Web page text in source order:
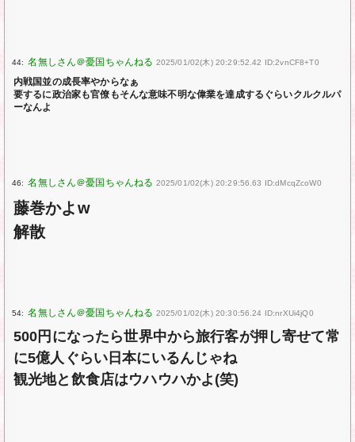
44: 2025/01/02(木) 20:29:52.42 ID:2vnCF8+T0
内戦国並の成長率やからなぁ
要するに政治家も官僚もそんな意味不明な偉業を達成するぐらいクルクルパ
ーなんよ
46: 2025/01/02(木) 20:29:56.63 ID:dMcqZcoW0
藤巻かよw
解散
54: 2025/01/02(木) 20:30:56.24 ID:nrXUi4jQ0
500円になったら世界中から旅行客が押し寄せて常
に5億人ぐらい日本にいるんじゃね
観光地と飲食店はウハウハかよ(笑)